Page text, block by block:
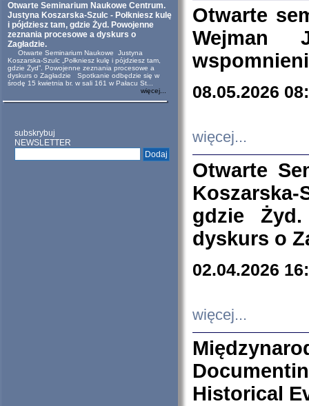
Otwarte Seminarium Naukowe Centrum.
Justyna Koszarska-Szulc - Połkniesz kulę
i pójdziesz tam, gdzie Żyd. Powojenne
zeznania procesowe a dyskurs o
Zagładzie.
Otwarte Seminarium Naukowe Justyna
Koszarska-Szulc „Połkniesz kulę i pójdziesz tam,
gdzie Żyd”. Powojenne zeznania procesowe a
dyskurs o Zagładzie Spotkanie odbędzie się w
środę 15 kwietnia br. w sali 161 w Pałacu St...
więcej...
subskrybuj
NEWSLETTER
Otwarte
Wejman
08.05.2026
więcej...
Otwarte
Koszarska-
gdzie
dyskurs o
02.04.2026
więcej...
Historical